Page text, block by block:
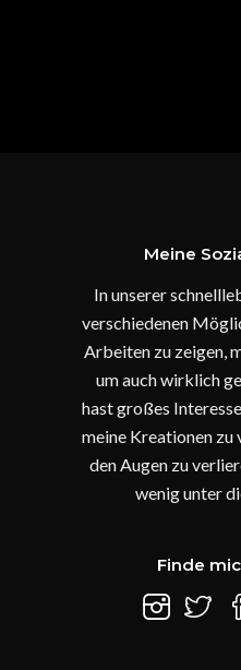
Meine
In unserer
verschiedenen
Arbeiten zu zeigen,
um auch wirklich
hast großes
meine Kreationen zu
den Augen zu
wenig unter
Finde